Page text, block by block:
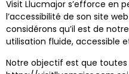
Visit Llucmajor s’efforce en
l’accessibilité de son site
considérons qu’il est de
utilisation fluide, accessible
Notre objectif est que